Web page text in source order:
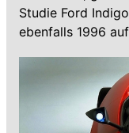
Studie Ford
ebenfalls 1996